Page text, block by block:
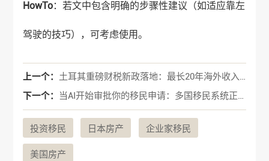
HowTo：若文中包含明确的步骤性建议（如适应靠左
驾驶的技巧），可考虑使用。
上一个：
土耳其重磅财税新政落地：最长20年海外收入免税与资产回流通道开启
下一个：
当AI开始审批你的移民申请：多国移民系统正经历一场静默革命
投资移民 日本房产 企业家移民
美国房产